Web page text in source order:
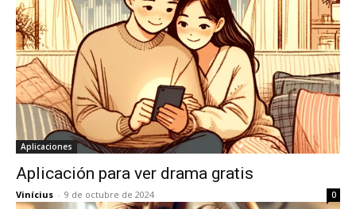
Aplicaciones
Aplicación para ver drama gratis
Vinícius - 9 de octubre de 2024 0